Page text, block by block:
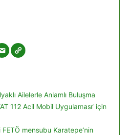
Ailelerle Anlamlı Buluşma
112 Acil Mobil Uygulaması’ için
mensubu Karatepe’nin